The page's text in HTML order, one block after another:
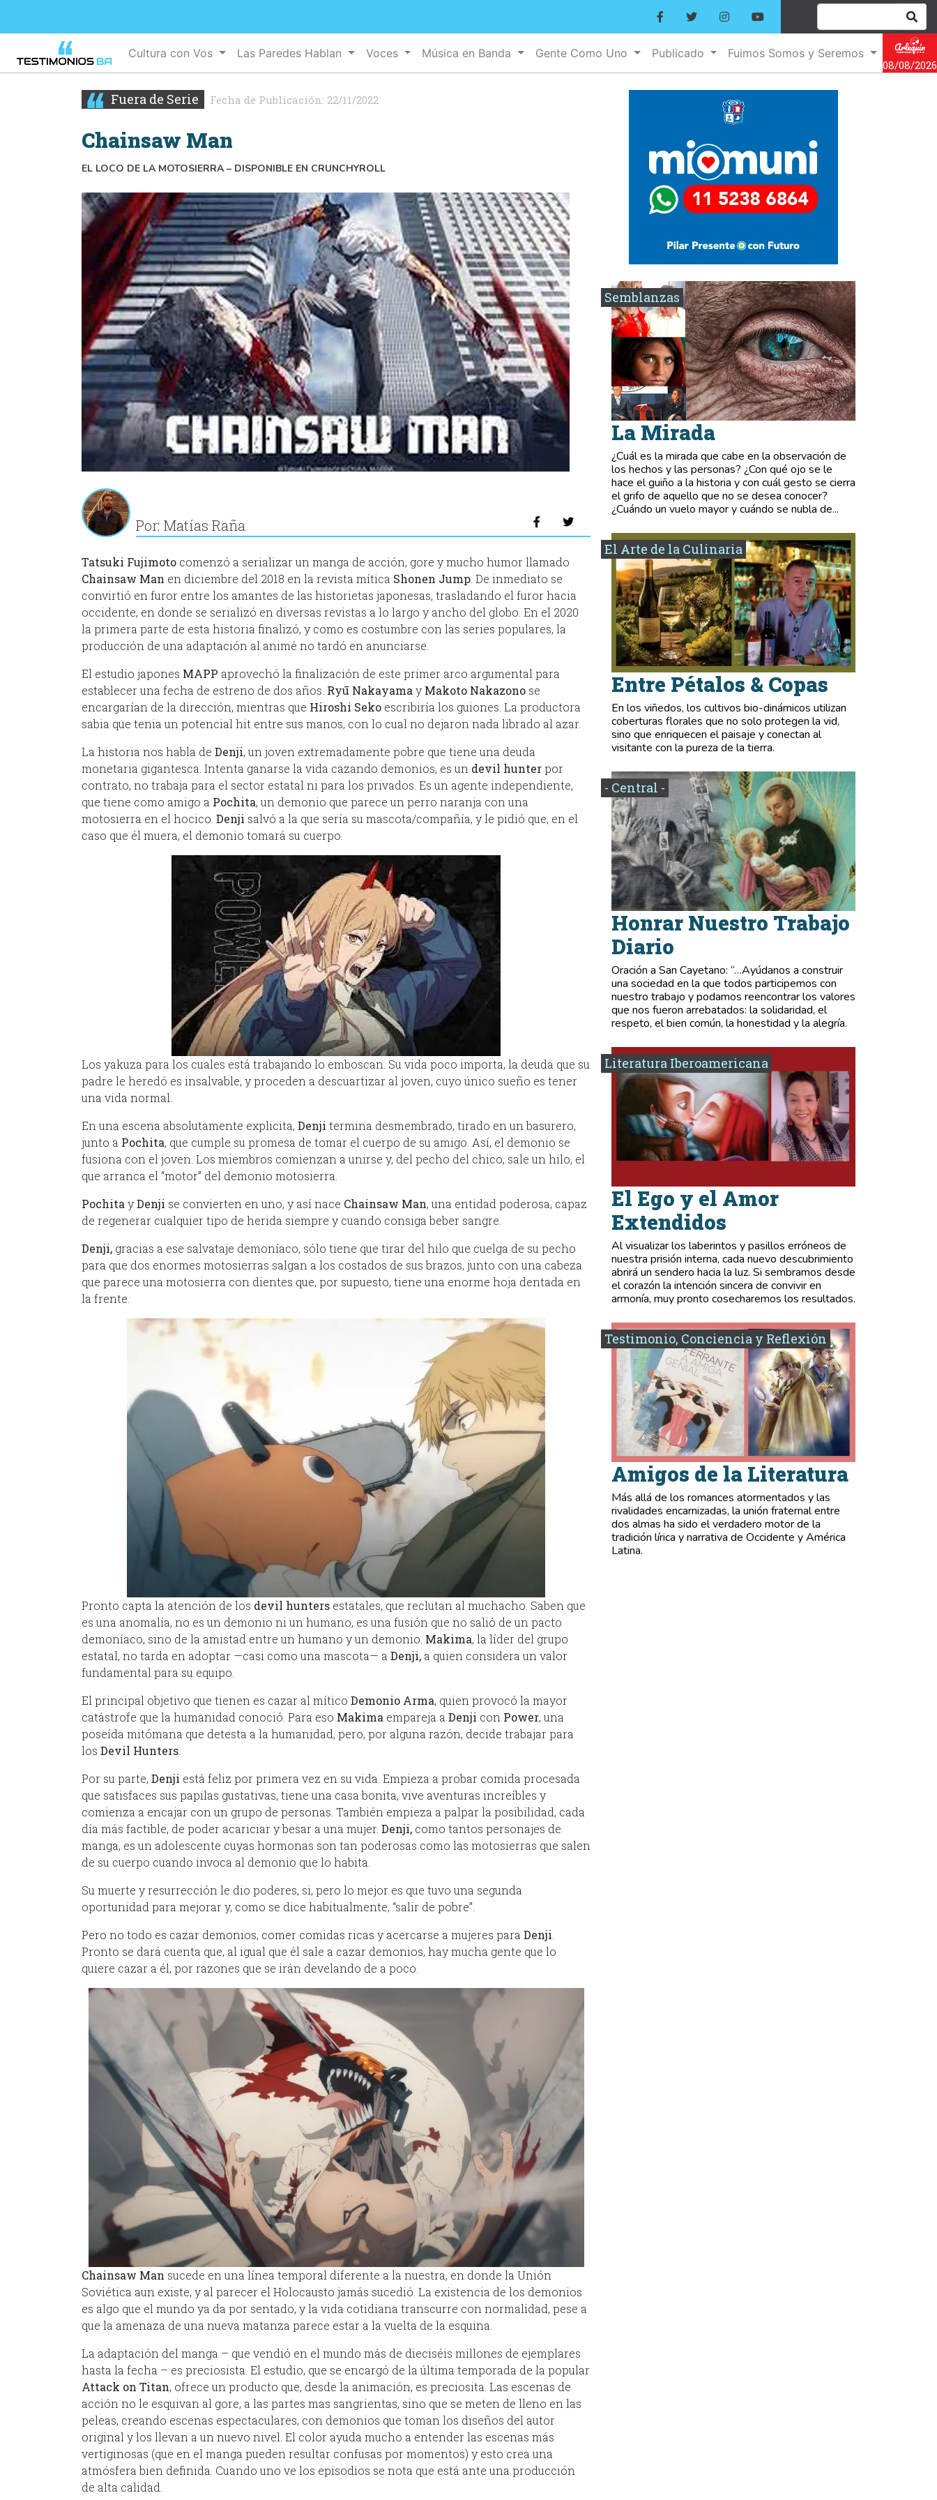
Cultura con Vos Las Paredes Hablan Voces Música en Banda Gente Como Uno Publicado
Fuimos Somos y Seremos
08/08/2026
Fuera de Serie Fecha de Publicación: 22/11/2022
Chainsaw Man
EL LOCO DE LA MOTOSIERRA – DISPONIBLE EN CRUNCHYROLL
Por: Matías Raña
Tatsuki Fujimoto comenzó a serializar un manga de acción, gore y mucho humor llamado
Chainsaw Man en diciembre del 2018 en la revista mítica Shonen Jump . De inmediato se
convirtió en furor entre los amantes de las historietas japonesas, trasladando el furor hacia
occidente, en donde se serializó en diversas revistas a lo largo y ancho del globo. En el 2020
la primera parte de esta historia finalizó, y como es costumbre con las series populares, la
producción de una adaptación al animé no tardó en anunciarse.
El estudio japones MAPP aprovechó la finalización de este primer arco argumental para
establecer una fecha de estreno de dos años. Ryū Nakayama y Makoto Nakazono se
encargarían de la dirección, mientras que Hiroshi Seko escribiría los guiones. La productora
sabia que tenia un potencial hit entre sus manos, con lo cual no dejaron nada librado al azar.
La historia nos habla de Denji, un joven extremadamente pobre que tiene una deuda
monetaria gigantesca. Intenta ganarse la vida cazando demonios, es un devil hunterpor
contrato, no trabaja para el sector estatal ni para los privados. Es un agente independiente,
que tiene como amigo a Pochita, un demonio que parece un perro naranja con una
motosierra en el hocico. Denji salvó a la que sería su mascota/compañía, y le pidió que, en el
caso que él muera, el demonio tomará su cuerpo.
Los yakuza para los cuales está trabajando lo emboscan. Su vida poco importa, la deuda que su
padre le heredó es insalvable, y proceden a descuartizar al joven, cuyo único sueño es tener
una vida normal.
En una escena absolutamente explicita, Denji termina desmembrado, tirado en un basurero,
junto a Pochita, que cumple su promesa de tomar el cuerpo de su amigo. Así, el demonio se
fusiona con el joven. Los miembros comienzan a unirse y, del pecho del chico, sale un hilo, el
que arranca el “motor” del demonio motosierra.
Pochita yDenji se convierten en uno, y así nace Chainsaw Man, una entidad poderosa, capaz
de regenerar cualquier tipo de herida siempre y cuando consiga beber sangre.
Denji, gracias a ese salvataje demoníaco, sólo tiene que tirar del hilo que cuelga de su pecho
para que dos enormes motosierras salgan a los costados de sus brazos, junto con una cabeza
que parece una motosierra con dientes que, por supuesto, tiene una enorme hoja dentada en
la frente.
Pronto capta la atención de los devil hunters estatales, que reclutan al muchacho. Saben que
es una anomalía, no es un demonio ni un humano, es una fusión que no salió de un pacto
demoníaco, sino de la amistad entre un humano y un demonio. Makima, la líder del grupo
estatal, no tarda en adoptar —casi como una mascota— a Denji, a quien considera un valor
fundamental para su equipo.
El principal objetivo que tienen es cazar al mítico Demonio Arma, quien provocó la mayor
catástrofe que la humanidad conoció. Para eso Makima empareja a Denji con Power, una
poseída mitómana que detesta a la humanidad, pero, por alguna razón, decide trabajar para
los Devil Hunters
Por su parte, Denji está feliz por primera vez en su vida. Empieza a probar comida procesada
que satisfaces sus papilas gustativas, tiene una casa bonita, vive aventuras increíbles y
comienza a encajar con un grupo de personas. También empieza a palpar la posibilidad, cada
día más factible, de poder acariciar y besar a una mujer. Denji, como tantos personajes de
manga, es un adolescente cuyas hormonas son tan poderosas como las motosierras que salen
de su cuerpo cuando invoca al demonio que lo habita.
Su muerte y resurrección le dio poderes, si, pero lo mejor es que tuvo una segunda
oportunidad para mejorar y, como se dice habitualmente, “salir de pobre”.
Pero no todo es cazar demonios, comer comidas ricas y acercarse a mujeres para Denji
Pronto se dará cuenta que, al igual que él sale a cazar demonios, hay mucha gente que lo
quiere cazar a él, por razones que se irán develando de a poco.
Chainsaw Man sucede en una línea temporal diferente a la nuestra, en donde la Unión
Soviética aun existe, y al parecer el Holocausto jamás sucedió. La existencia de los demonios
es algo que el mundo ya da por sentado, y la vida cotidiana transcurre con normalidad, pese a
que la amenaza de una nueva matanza parece estar a la vuelta de la esquina.
La adaptación del manga – que vendió en el mundo más de dieciséis millones de ejemplares
hasta la fecha – es preciosista. El estudio, que se encargó de la última temporada de la popular
Attack on Titan, ofrece un producto que, desde la animación, es preciosita. Las escenas de
acción no le esquivan al gore, a las partes mas sangrientas, sino que se meten de lleno en las
peleas, creando escenas espectaculares, con demonios que toman los diseños del autor
original y los llevan a un nuevo nivel. El color ayuda mucho a entender las escenas más
vertiginosas (que en el manga pueden resultar confusas por momentos) y esto crea una
atmósfera bien definida. Cuando uno ve los episodios se nota que está ante una producción
de alta calidad.
Semblanzas
La Mirada
¿Cuál es la mirada que cabe en la observación de
los hechos y las personas? ¿Con qué ojo se le
hace el guiño a la historia y con cuál gesto se cierra
el grifo de aquello que no se desea conocer?
¿Cuándo un vuelo mayor y cuándo se nubla de...
El Arte de la Culinaria
Entre Pétalos & Copas
En los viñedos, los cultivos bio-dinámicos utilizan
coberturas florales que no solo protegen la vid,
sino que enriquecen el paisaje y conectan al
visitante con la pureza de la tierra.
- Central -
Honrar Nuestro Trabajo
Diario
Oración a San Cayetano: “…Ayúdanos a construir
una sociedad en la que todos participemos con
nuestro trabajo y podamos reencontrar los valores
que nos fueron arrebatados: la solidaridad, el
respeto, el bien común, la honestidad y la alegría.
Literatura Iberoamericana
El Ego y el Amor
Extendidos
Al visualizar los laberintos y pasillos erróneos de
nuestra prisión interna, cada nuevo descubrimiento
abrirá un sendero hacia la luz. Si sembramos desde
el corazón la intención sincera de convivir en
armonía, muy pronto cosecharemos los resultados.
Testimonio, Conciencia y Reflexión
Amigos de la Literatura
Más allá de los romances atormentados y las
rivalidades encarnizadas, la unión fraternal entre
dos almas ha sido el verdadero motor de la
tradición lírica y narrativa de Occidente y América
Latina.